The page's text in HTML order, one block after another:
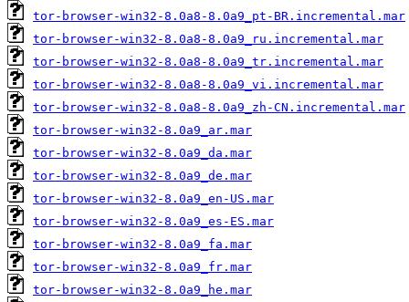
tor-browser-win32-8.0a8-8.0a9_pt-BR.incremental.mar
tor-browser-win32-8.0a8-8.0a9_ru.incremental.mar
tor-browser-win32-8.0a8-8.0a9_tr.incremental.mar
tor-browser-win32-8.0a8-8.0a9_vi.incremental.mar
tor-browser-win32-8.0a8-8.0a9_zh-CN.incremental.mar
tor-browser-win32-8.0a9_ar.mar
tor-browser-win32-8.0a9_da.mar
tor-browser-win32-8.0a9_de.mar
tor-browser-win32-8.0a9_en-US.mar
tor-browser-win32-8.0a9_es-ES.mar
tor-browser-win32-8.0a9_fa.mar
tor-browser-win32-8.0a9_fr.mar
tor-browser-win32-8.0a9_he.mar